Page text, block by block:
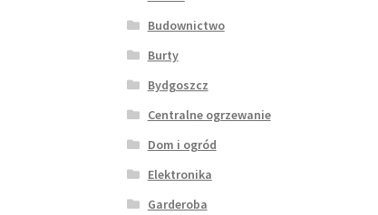
Budownictwo
Burty
Bydgoszcz
Centralne ogrzewanie
Dom i ogród
Elektronika
Garderoba